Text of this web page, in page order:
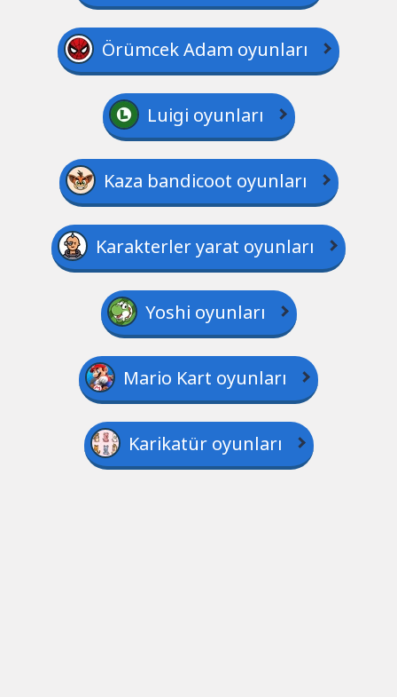
Örümcek Adam oyunları
Luigi oyunları
Kaza bandicoot oyunları
Karakterler yarat oyunları
Yoshi oyunları
Mario Kart oyunları
Karikatür oyunları